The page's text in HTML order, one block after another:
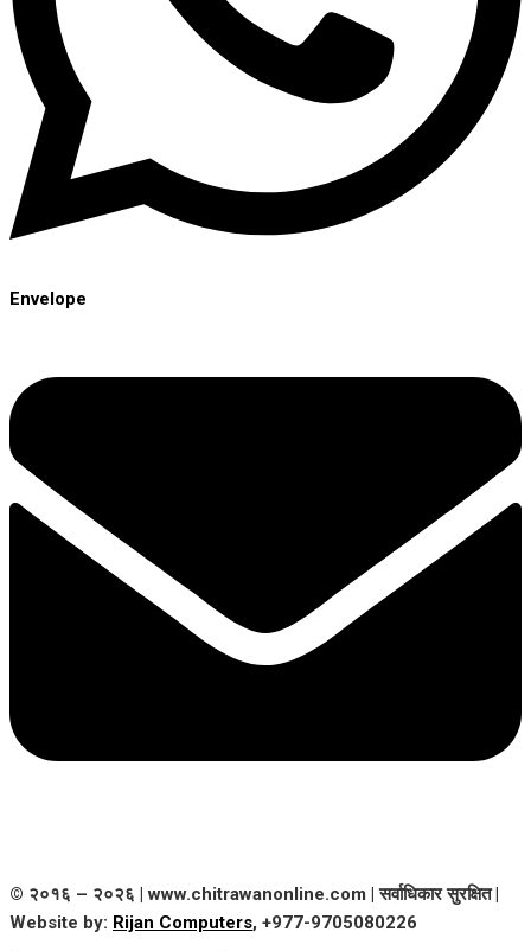
Envelope
© २०१६ – २०२६ | www.chitrawanonline.com | सर्वाधिकार सुरक्षित |
Website by: Rijan Computers, +977-9705080226